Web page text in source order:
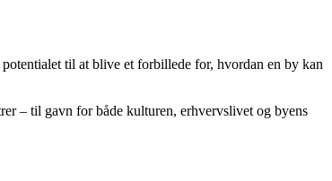
til at blive et forbillede for, hvordan en by kan
– til gavn for både kulturen, erhvervslivet og byens